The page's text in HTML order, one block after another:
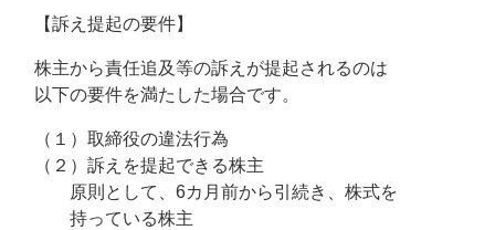
【訴え提起の要件】
株主から責任追及等の訴えが提起されるのは
以下の要件を満たした場合です。
（１）取締役の違法行為
（２）訴えを提起できる株主
原則として、6カ月前から引続き、株式を
持っている株主